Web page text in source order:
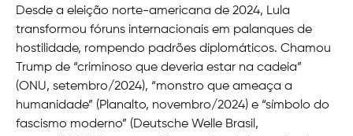
Desde a eleição norte-americana de 2024, Lula
transformou fóruns internacionais em palanques de
hostilidade, rompendo padrões diplomáticos. Chamou
Trump de “criminoso que deveria estar na cadeia”
(ONU, setembro/2024), “monstro que ameaça a
humanidade” (Planalto, novembro/2024) e “símbolo do
fascismo moderno” (Deutsche Welle Brasil,